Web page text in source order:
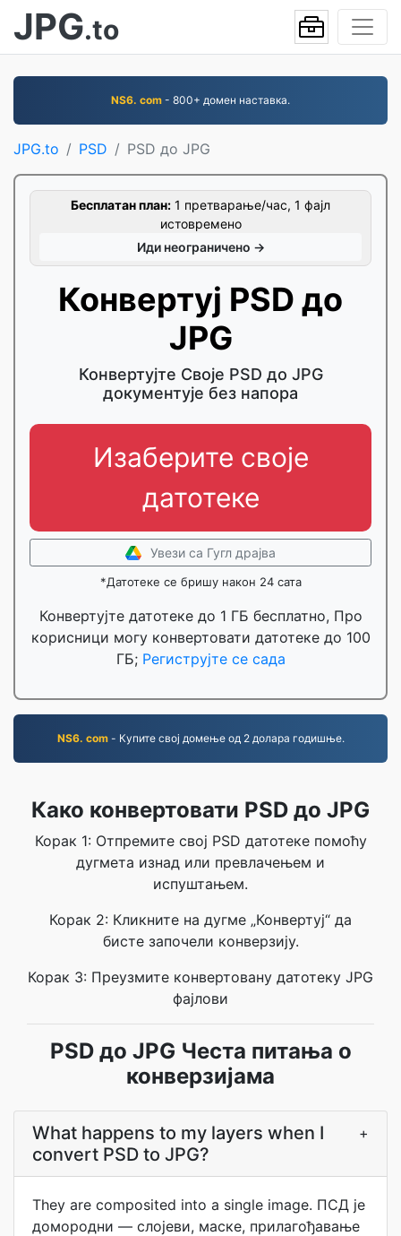
JPG.to
NS6. com - 800+ домен наставка.
JPG.to PSD PSD до JPG
Бесплатан план: 1 претварање/час, 1 фајл
истовремено
Иди неограничено →
Конвертуј PSD до
JPG
Конвертујте Своје PSD до JPG
документује без напора
Изаберите своје
датотеке
Увези са Гугл драјва
*Датотеке се бришу након 24 сата
Конвертујте датотеке до 1 ГБ бесплатно, Про
корисници могу конвертовати датотеке до 100
ГБ; Региструјте се сада
NS6. com- Купите свој домење од 2 долара годишње.
Како конвертовати PSD до JPG
Корак 1: Отпремите свој PSD датотеке помоћу
дугмета изнад или превлачењем и
испуштањем.
Корак 2: Кликните на дугме „Конвертуј“ да
бисте започели конверзију.
Корак 3: Преузмите конвертовану датотеку JPG
фајлови
PSD до JPG Честа питања о
конверзијама
What happens to my layers when I
convert PSD to JPG?
+
They are composited into a single image. ПСД је
домородни — слојеви, маске, прилагођавање